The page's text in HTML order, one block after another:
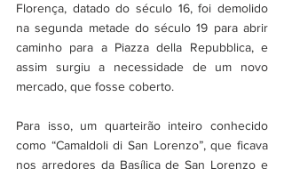
Florença, datado do século 16, foi demolido
na segunda metade do século 19 para abrir
caminho para a Piazza della Repubblica, e
assim surgiu a necessidade de um novo
mercado, que fosse coberto.
Para isso, um quarteirão inteiro conhecido
como “Camaldoli di San Lorenzo”, que ficava
nos arredores da Basílica de San Lorenzo e